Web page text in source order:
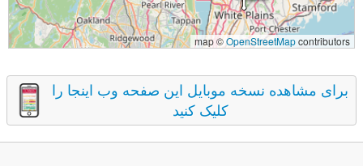
map ©OpenStreetMapcontributors
برای مشاهده نسخه موبایل این صفحه وب اینجا را
کلیک کنید